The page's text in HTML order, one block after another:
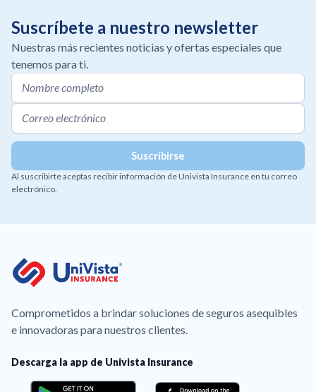
Suscríbete a nuestro newsletter
Nuestras más recientes noticias y ofertas especiales que
tenemos para ti.
Al suscribirte aceptas recibir información de Univista Insurance en tu correo
electrónico.
Comprometidos a brindar soluciones de seguros asequibles
e innovadoras para nuestros clientes.
Descarga la app de Univista Insurance